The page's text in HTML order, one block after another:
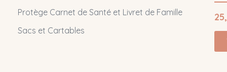
Protège Carnet de Santé et Livret de Famille
Sacs et Cartables